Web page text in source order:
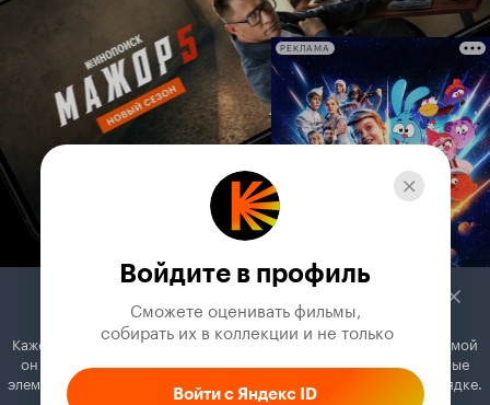
РЕКЛАМА
Войдите в профиль
Сможете оценивать фильмы,
собирать их в коллекции и не только
Войти с Яндекс ID
Кажется, вы используете блокировщик рекламы. Вместе с рекламой
он может отключать постеры, папки с фильмами и другие важные
элементы. Добавьте Кинопоиск в исключения, и всё будет в порядке.